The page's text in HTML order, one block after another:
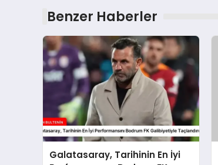
Benzer Haberler
Galatasaray, Tarihinin En İyi